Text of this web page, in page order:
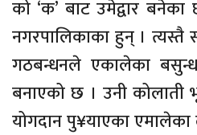
को ‘क’ बाट उमेद्वार
नगरपालिकाका हुन् । त्यस्तै
गठबन्धनले एकालेका
बनाएको छ । उनी कोलाती
योगदान पु¥याएका एमालेका